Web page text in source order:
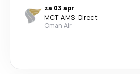
za 03 apr
MCT-AMS· Direct
Oman Air